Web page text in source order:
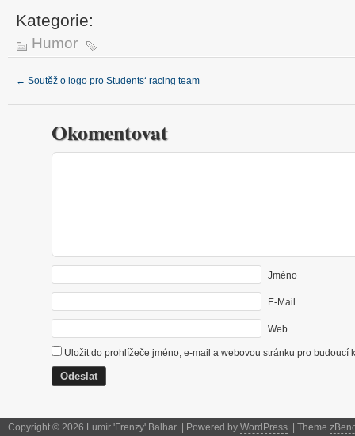
Kategorie:
Humor
← Soutěž o logo pro Students‘ racing team
Okomentovat
Jméno
E-Mail
Web
Uložit do prohlížeče jméno, e-mail a webovou stránku pro budoucí
Copyright © 2026 Lumír 'Frenzy' Balhar | Powered by WordPress | Theme